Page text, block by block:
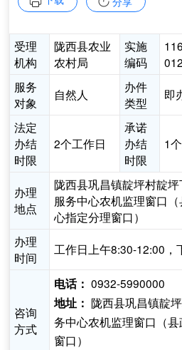
受理
机构
陇西县农业
农村局
实施
编码
服务
对象
自然人
办件
类型
即
法定
办结
时限
2个工作日
承诺
办结
时限
1
办理
地点
陇西县巩昌镇靛坪村靛
服务中心农机监理窗口
心指定分理窗口）
办理
时间
工作日上午8:30-12:00，
咨询
方式
电话： 0932-5990000
地址： 陇西县巩昌镇靛
务中心农机监理窗口（
窗口）